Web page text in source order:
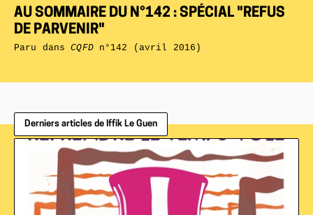
AU SOMMAIRE DU N°142 : SPÉCIAL "REFUS
DE PARVENIR"
Paru dansCQFDn°142 (avril 2016)
Derniers articles de Iffik Le Guen